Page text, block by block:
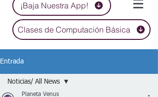
¡Baja Nuestra App!
Clases de Computación Básica
Entrada
Noticias/ All News
Planeta Venus